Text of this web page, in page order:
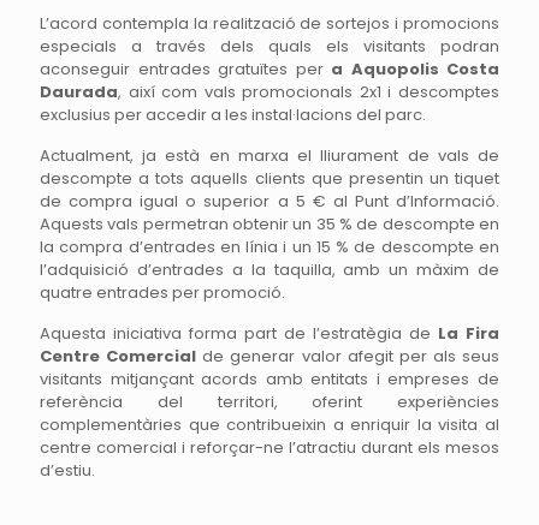
L’acord contempla la realització de sortejos i promocions
especials a través dels quals els visitants podran
aconseguir entrades gratuïtes per a Aquopolis Costa
Daurada, així com vals promocionals 2x1 i descomptes
exclusius per accedir a les instal·lacions del parc.
Actualment, ja està en marxa el lliurament de vals de
descompte a tots aquells clients que presentin un tiquet
de compra igual o superior a 5 € al Punt d’Informació.
Aquests vals permetran obtenir un 35 % de descompte en
la compra d’entrades en línia i un 15 % de descompte en
l’adquisició d’entrades a la taquilla, amb un màxim de
quatre entrades per promoció.
Aquesta iniciativa forma part de l’estratègia de La Fira
Centre Comercial de generar valor afegit per als seus
visitants mitjançant acords amb entitats i empreses de
referència del territori, oferint experiències
complementàries que contribueixin a enriquir la visita al
centre comercial i reforçar-ne l’atractiu durant els mesos
d’estiu.